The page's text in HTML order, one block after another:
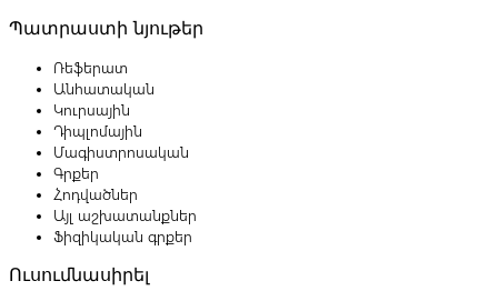
Պատրաստի նյութեր
Ռեֆերատ
Անհատական
Կուրսային
Դիպլոմային
Մագիստրոսական
Գրքեր
Հոդվածներ
Այլ աշխատանքներ
Ֆիզիկական գրքեր
Ուսումնասիրել